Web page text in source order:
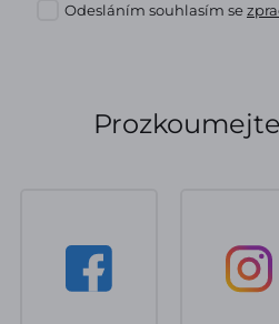
Odesláním souhlasím se